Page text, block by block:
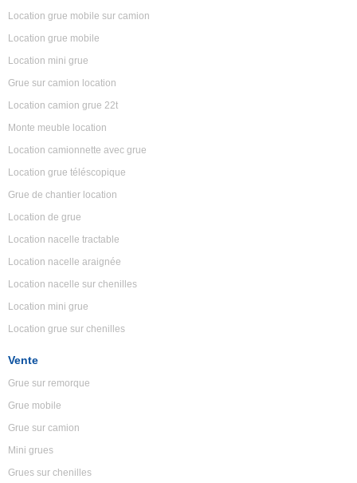
Location grue mobile sur camion
Location grue mobile
Location mini grue
Grue sur camion location
Location camion grue 22t
Monte meuble location
Location camionnette avec grue
Location grue téléscopique
Grue de chantier location
Location de grue
Location nacelle tractable
Location nacelle araignée
Location nacelle sur chenilles
Location mini grue
Location grue sur chenilles
Vente
Grue sur remorque
Grue mobile
Grue sur camion
Mini grues
Grues sur chenilles